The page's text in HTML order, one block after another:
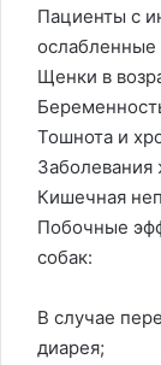
Пациенты с
Щенки в
Тошнота и
Заболевания
Кишечная
Побочные
собак:
В случае
диарея;